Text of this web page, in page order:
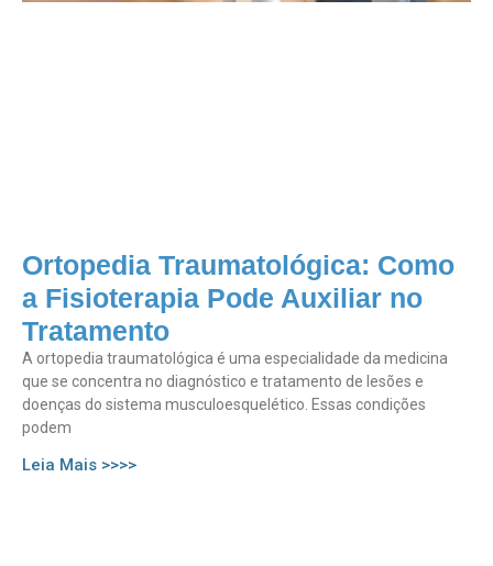
Ortopedia Traumatológica: Como
a Fisioterapia Pode Auxiliar no
Tratamento
A ortopedia traumatológica é uma especialidade da medicina
que se concentra no diagnóstico e tratamento de lesões e
doenças do sistema musculoesquelético. Essas condições
podem
Leia Mais >>>>